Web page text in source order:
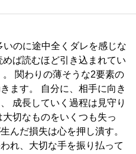
いのに途中全くダレを感じな
ば読むほど引き込まれてい
。 関わりの薄そうな2要素の
ます。 自分に、相手に向き
成長していく過程は見守り
切なものをいくつも失っ
んだ損失は心を押し潰す。
れ、大切な手を振り払って